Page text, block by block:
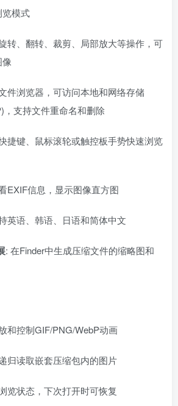
模式
转、翻转、裁剪、局部放大等操作，可
件浏览器，可访问本地和网络存储
，支持文件重命名和删除
捷键、鼠标滚轮或触控板手势快速浏览
EXIF信息，显示图像直方图
英语、韩语、日语和简体中文
: 在Finder中生成压缩文件的缩略图和
和控制GIF/PNG/WebP动画
归读取嵌套压缩包内的图片
览状态，下次打开时可恢复